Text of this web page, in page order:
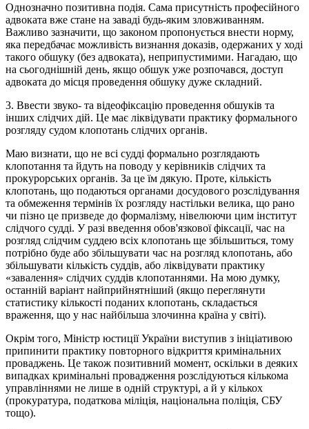
Однозначно позитивна подія. Сама присутність професійного
адвоката вже стане на заваді будь-яким зловживанням.
Важливо зазначити, що законом пропонується внести норму,
яка передбачає можливість визнання доказів, одержаних у ході
такого обшуку (без адвоката), неприпустимими. Нагадаю, що
на сьогоднішній день, якщо обшук уже розпочався, доступ
адвоката до місця проведення обшуку дуже складний.
3. Ввести звуко- та відеофіксацію проведення обшуків та
інших слідчих дій. Це має ліквідувати практику формального
розгляду судом клопотань слідчих органів.
Маю визнати, що не всі судді формально розглядають
клопотання та йдуть на поводу у керівників слідчих та
прокурорських органів. За це їм дякую. Проте, кількість
клопотань, що подаються органами досудового розслідування
та обмеження термінів їх розгляду настільки велика, що рано
чи пізно це призведе до формалізму, нівелюючи цим інститут
слідчого судді. У разі введення обов'язкової фіксації, час на
розгляд слідчим суддею всіх клопотань ще збільшиться, тому
потрібно буде або збільшувати час на розгляд клопотань, або
збільшувати кількість суддів, або ліквідувати практику
«завалення» слідчих суддів клопотаннями. На мою думку,
останній варіант найприйнятніший (якщо переглянути
статистику кількості поданих клопотань, складається
враження, що у нас найбільша злочинна країна у світі).
Окрім того, Міністр юстиції України виступив з ініціативою
припинити практику повторного відкриття кримінальних
проваджень. Це також позитивний момент, оскільки в деяких
випадках кримінальні провадження розслідуються кількома
управліннями не лише в одній структурі, а й у кількох
(прокуратура, податкова міліція, національна поліція, СБУ
тощо).